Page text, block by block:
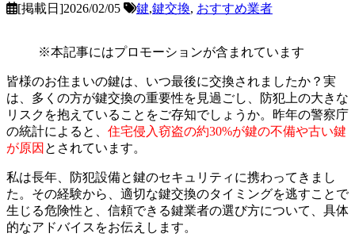
[掲載日]2026/02/05
鍵,鍵交換, おすすめ業者
※本記事にはプロモーションが含まれています
皆様のお住まいの鍵は、いつ最後に交換されましたか？実
は、多くの方が鍵交換の重要性を見過ごし、防犯上の大きな
リスクを抱えていることをご存知でしょうか。昨年の警察庁
の統計によると、 住宅侵入窃盗の約30%が鍵の不備や古い鍵
が原因 とされています。
私は長年、防犯設備と鍵のセキュリティに携わってきまし
た。その経験から、適切な鍵交換のタイミングを逃すことで
生じる危険性と、信頼できる鍵業者の選び方について、具体
的なアドバイスをお伝えします。